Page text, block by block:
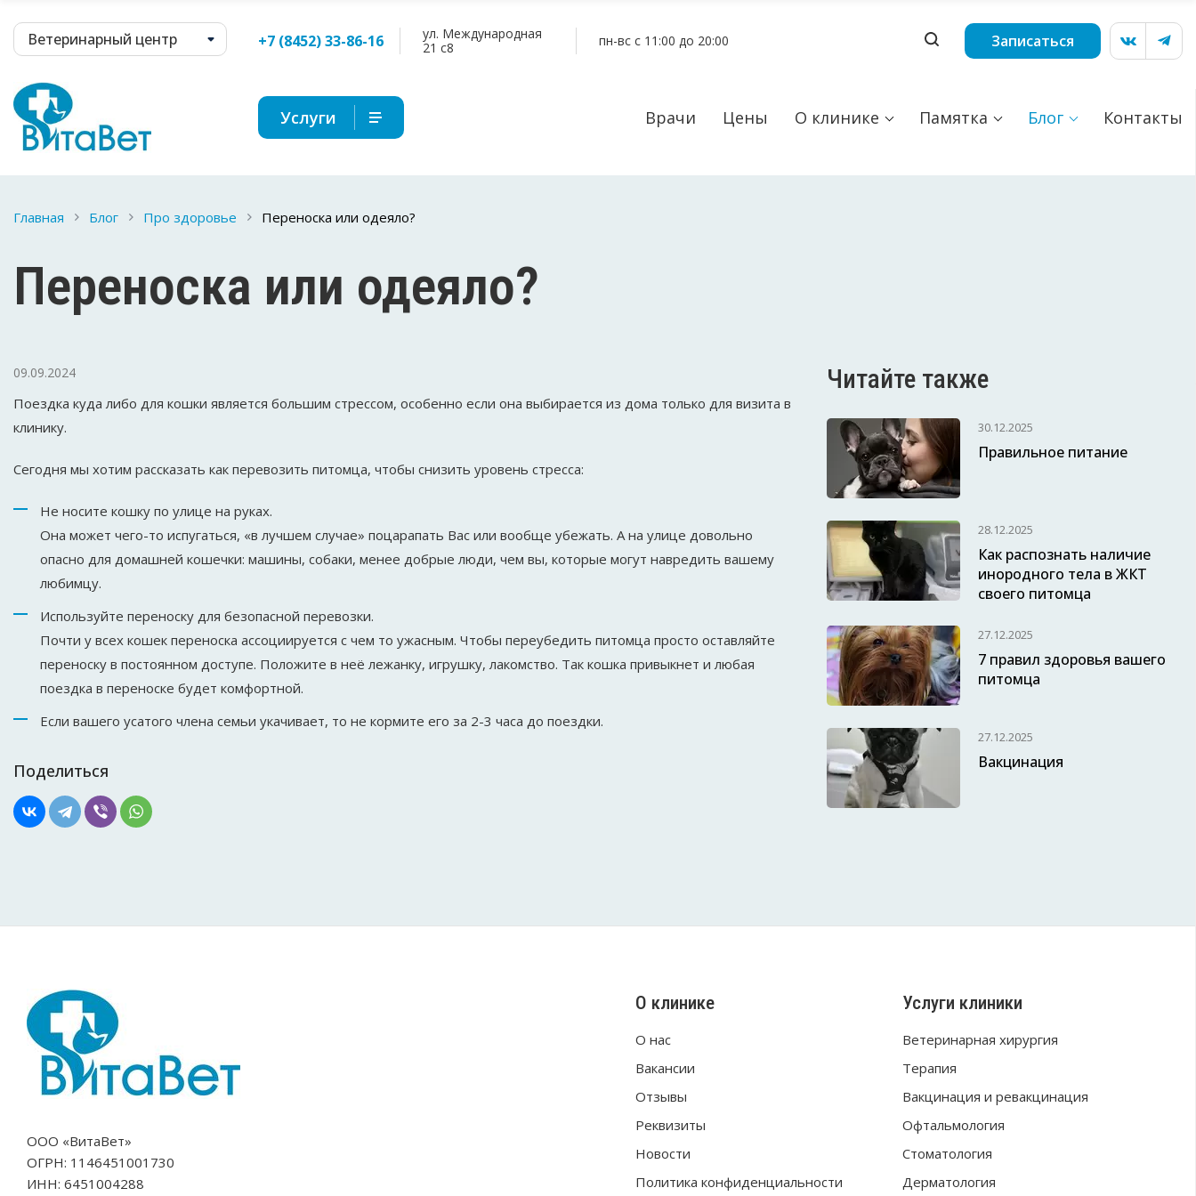
Ветеринарный центр +7 (8452) 33-86-16
ул. Международная
21 c8
пн-вс c 11:00 до 20:00 Записаться
Услуги Врачи Цены О клинике Памятка Блог Контакты
Главная Блог Про здоровье Переноска или одеяло?
Переноска или одеяло?
09.09.2024
Поездка куда либо для кошки является большим стрессом, особенно если она выбирается из дома только для визита в
клинику.
Сегодня мы хотим рассказать как перевозить питомца, чтобы снизить уровень стресса:
Не носите кошку по улице на руках.
Она может чего-то испугаться, «в лучшем случае» поцарапать Вас или вообще убежать. А на улице довольно
опасно для домашней кошечки: машины, собаки, менее добрые люди, чем вы, которые могут навредить вашему
любимцу.
Используйте переноску для безопасной перевозки.
Почти у всех кошек переноска ассоциируется с чем то ужасным. Чтобы переубедить питомца просто оставляйте
переноску в постоянном доступе. Положите в неё лежанку, игрушку, лакомство. Так кошка привыкнет и любая
поездка в переноске будет комфортной.
Если вашего усатого члена семьи укачивает, то не кормите его за 2-3 часа до поездки.
Поделиться
Читайте также
30.12.2025
Правильное питание
28.12.2025
Как распознать наличие
инородного тела в ЖКТ
своего питомца
27.12.2025
7 правил здоровья вашего
питомца
27.12.2025
Вакцинация
ООО «ВитаВет»
ОГРН: 1146451001730
ИНН: 6451004288
О клинике
О нас
Вакансии
Отзывы
Реквизиты
Новости
Политика конфиденциальности
Услуги клиники
Ветеринарная хирургия
Терапия
Вакцинация и ревакцинация
Офтальмология
Стоматология
Дерматология